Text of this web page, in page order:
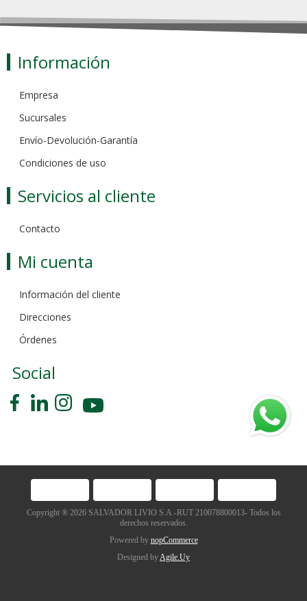
Información
Empresa
Sucursales
Envío-Devolución-Garantía
Condiciones de uso
Servicios al cliente
Contacto
Mi cuenta
Información del cliente
Direcciones
Órdenes
Social
Copyright ® 2026 SALVADOR LIVIO S.A.-RUT 210078800013- Todos los
derechos reservados.
Powered by nopCommerce
Designed byAgile.Uy